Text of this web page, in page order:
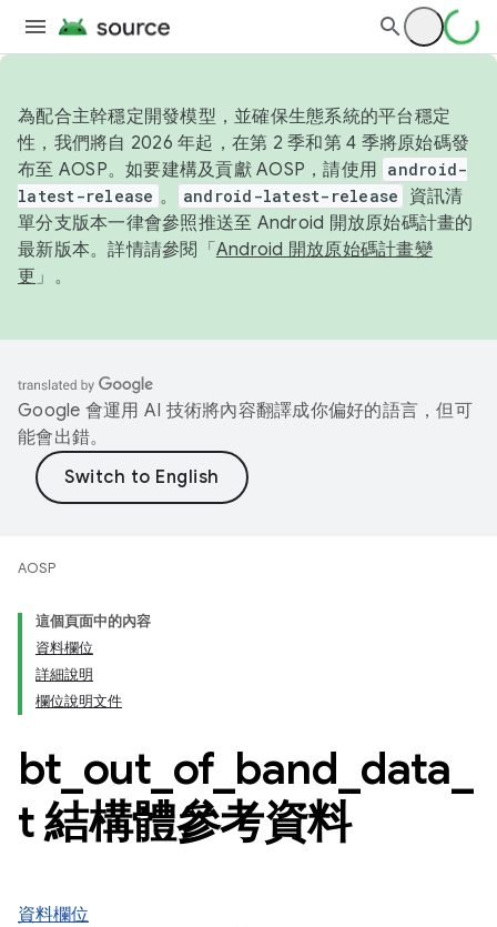
為配合主幹穩定開發模型，並確保生態系統的平台穩定
性，我們將自 2026 年起，在第 2 季和第 4 季將原始碼發
布至 AOSP。如要建構及貢獻 AOSP，請使用 android-
latest-release 。 android-latest-release
資訊清
單分支版本一律會參照推送至 Android 開放原始碼計畫的
最新版本。詳情請參閱「 Android 開放原始碼計畫變
更 」。
Google 會運用 AI 技術將內容翻譯成你偏好的語言，但可
能會出錯。
AOSP
這個頁面中的內容
資料欄位
詳細說明
欄位說明文件
bt out of_ band data
t 結構體參考資料
資料欄位